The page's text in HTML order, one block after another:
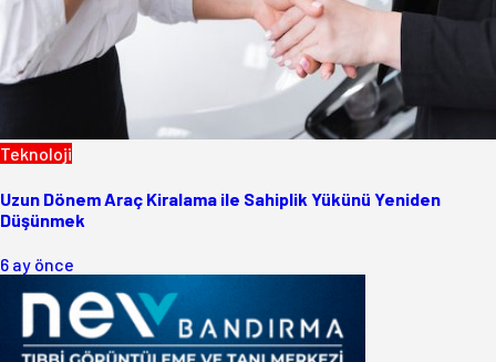
Teknoloji
Uzun Dönem Araç Kiralama ile Sahiplik Yükünü Yeniden
Düşünmek
6 ay önce